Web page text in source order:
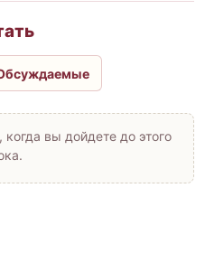
когда вы дойдете до этого